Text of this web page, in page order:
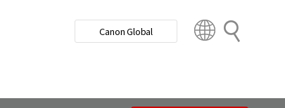
検
Canon Global
t